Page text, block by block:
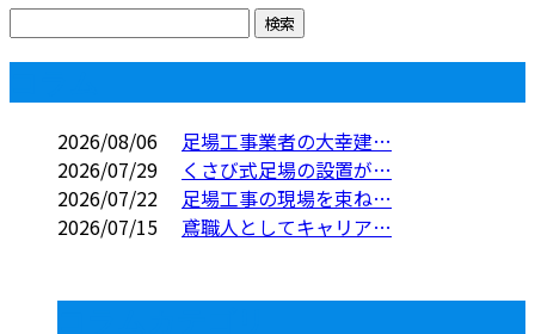
2026/08/06
足場工事業者の大幸建…
2026/07/29
くさび式足場の設置が…
2026/07/22
足場工事の現場を束ね…
2026/07/15
鳶職人としてキャリア…